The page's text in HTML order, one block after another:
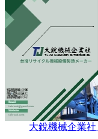
大銳機械企業